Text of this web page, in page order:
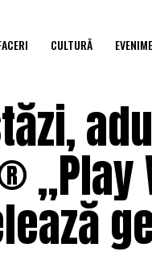
CULTURĂ